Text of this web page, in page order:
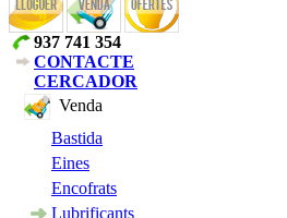
937 741 354
CONTACTE
CERCADOR
Venda
Bastida
Eines
Encofrats
Lubrificants